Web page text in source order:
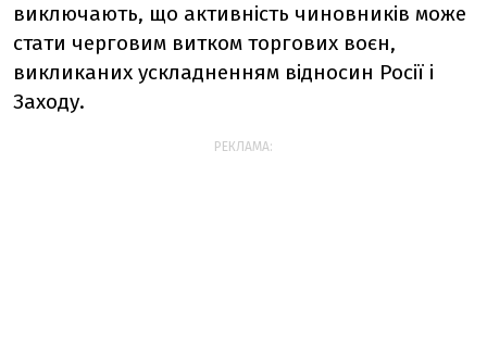
виключають, що активність чиновників може
стати черговим витком торгових воєн,
викликаних ускладненням відносин Росії і
Заходу.
РЕКЛАМА: